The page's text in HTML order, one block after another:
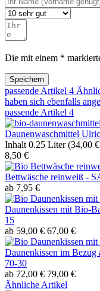
Die mit einem *
Speichern
passende Artikel 4
haben sich ebenfalls
passende Artikel 4
Daunenwaschmittel
Inhalt 0.25 Liter(34,00
8,50 €
Bettwäsche reinweiß -
ab 7,95 €
Daunenkissen mit Bio-
15
ab 59,00 € 67,00 €
Daunenkissen im
70-30
ab 72,00 € 79,00 €
Ähnliche Artikel